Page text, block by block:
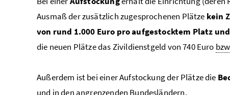
Ausmaß der zusätzlich zugesprochenen Plätze kein
von rund 1.000 Euro pro aufgestocktem Platz
die neuen Plätze das Zivildienstgeld von 740 Euro
Außerdem ist bei einer Aufstockung der Plätze die
und in den angrenzenden Bundesländern.